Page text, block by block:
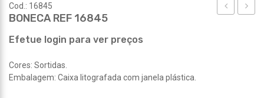
Cod.: 16845
BONECA REF 16845
Efetue login para ver preços
Cores: Sortidas.
Embalagem: Caixa litografada com janela plástica.